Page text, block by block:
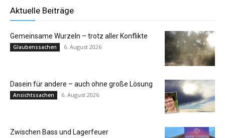
Aktuelle Beiträge
Gemeinsame Wurzeln – trotz aller Konflikte
Glaubenssachen 6. August 2026
Dasein für andere – auch ohne große Lösung
Ansichtssachen 6. August 2026
Zwischen Bass und Lagerfeuer